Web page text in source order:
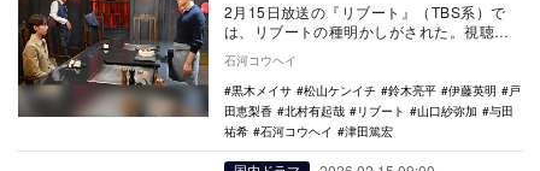
2月15日放送の『リブート』（TBS系）で
は、リブートの種明かしがされた。視聴者
一香はリブ…
石河コウヘイ
黒木メイサ
松山ケンイチ 鈴木亮平 伊藤英明
戸
田恵梨香
北村有起哉 リブート 山口紗弥加
与田
祐希
石河コウヘイ 津田篤宏